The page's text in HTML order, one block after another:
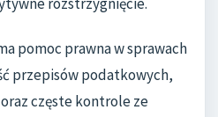
pomoc prawna w sprawach
przepisów podatkowych,
częste kontrole ze